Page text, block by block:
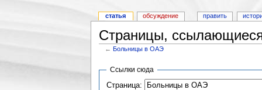
Страницы,
←Больницы в ОАЭ
Ссылки сюда
Страница:
статья обсуждение править